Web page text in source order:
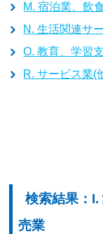
M. 宿泊業、飲
N. 生活関連サ
O. 教育、学習
R. サービス業(
検索結果
売業